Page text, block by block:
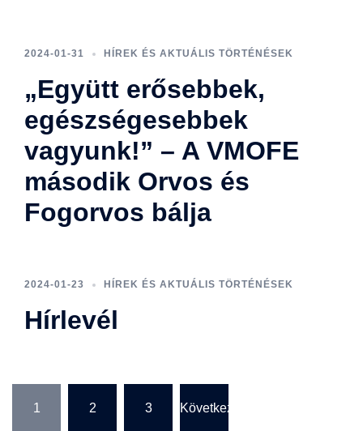
2024-01-31 HÍREK ÉS AKTUÁLIS TÖRTÉNÉSEK
„Együtt erősebbek,
egészségesebbek
vagyunk!” – A VMOFE
második Orvos és
Fogorvos bálja
2024-01-23 HÍREK ÉS AKTUÁLIS TÖRTÉNÉSEK
Hírlevél
lapozása
1 2 3 Következő